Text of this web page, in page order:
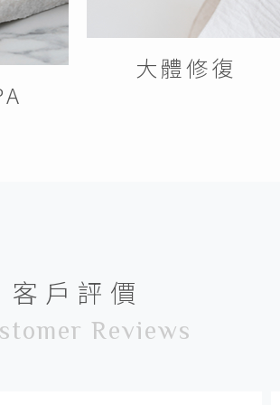
大體修復
客戶評價
Reviews